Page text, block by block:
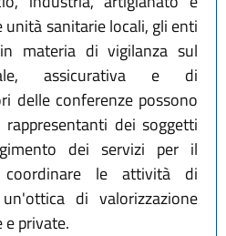
sanitarie locali, gli enti
materia di vigilanza sul
assicurativa e di
delle conferenze possono
dei soggetti
dei servizi per il
le attività di
di valorizzazione
e private.